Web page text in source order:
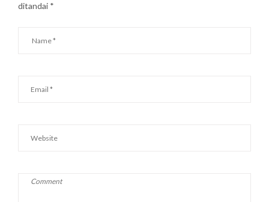
ditandai *